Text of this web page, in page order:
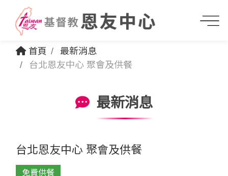
首頁
最新消息
台北恩友中心 聚會及供餐
最新消息
台北恩友中心 聚會及供餐
免費供餐